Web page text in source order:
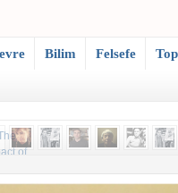
Bilim Felsefe